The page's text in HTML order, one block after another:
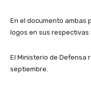
En el documento ambas
logos en sus respectivas
El Ministerio de Defensa
septiembre.